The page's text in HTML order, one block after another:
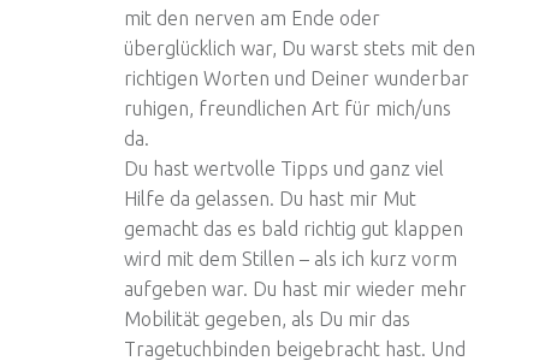
mit den nerven am Ende oder
überglücklich war, Du warst stets mit den
richtigen Worten und Deiner wunderbar
ruhigen, freundlichen Art für mich/uns
da.
Du hast wertvolle Tipps und ganz viel
Hilfe da gelassen. Du hast mir Mut
gemacht das es bald richtig gut klappen
wird mit dem Stillen – als ich kurz vorm
aufgeben war. Du hast mir wieder mehr
Mobilität gegeben, als Du mir das
Tragetuchbinden beigebracht hast. Und